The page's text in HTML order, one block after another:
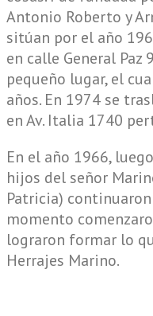
Antonio Roberto y
sitúan por el año
en calle General Paz
pequeño lugar, el
años. En 1974 se
en Av. Italia 1740
En el año 1966,
hijos del señor
Patricia)
momento
lograron formar lo
Herrajes Marino.